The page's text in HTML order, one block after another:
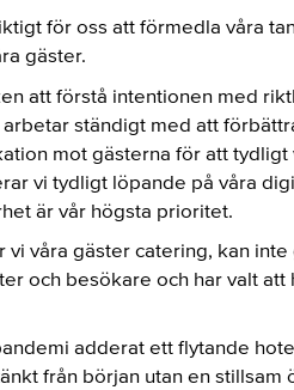
för oss att förmedla våra
gäster.
att förstå intentionen med
ständigt med att
mot gästerna för att
vi tydligt löpande på våra
är vår högsta prioritet.
våra gäster catering, kan
och besökare och har valt
adderat ett flytande
från början utan en